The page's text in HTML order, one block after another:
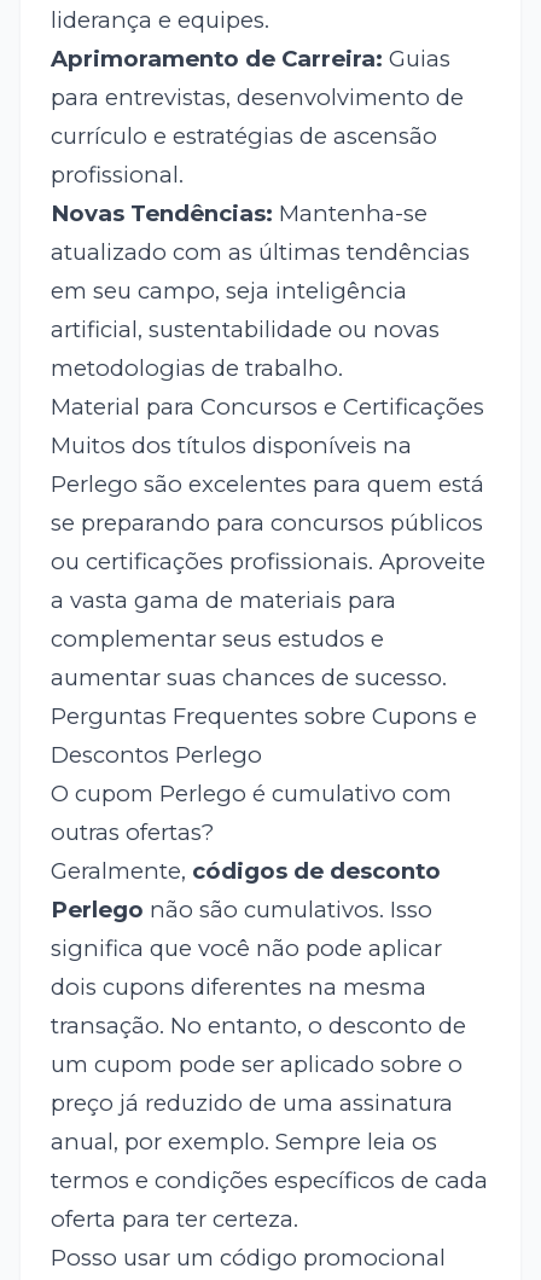
liderança e equipes.
Aprimoramento de Carreira: Guias
para entrevistas, desenvolvimento de
currículo e estratégias de ascensão
profissional.
Novas Tendências: Mantenha-se
atualizado com as últimas tendências
em seu campo, seja inteligência
artificial, sustentabilidade ou novas
metodologias de trabalho.
Material para Concursos e Certificações
Muitos dos títulos disponíveis na
Perlego são excelentes para quem está
se preparando para concursos públicos
ou certificações profissionais. Aproveite
a vasta gama de materiais para
complementar seus estudos e
aumentar suas chances de sucesso.
Perguntas Frequentes sobre Cupons e
Descontos Perlego
O cupom Perlego é cumulativo com
outras ofertas?
Geralmente, códigos de desconto
Perlego não são cumulativos. Isso
significa que você não pode aplicar
dois cupons diferentes na mesma
transação. No entanto, o desconto de
um cupom pode ser aplicado sobre o
preço já reduzido de uma assinatura
anual, por exemplo. Sempre leia os
termos e condições específicos de cada
oferta para ter certeza.
Posso usar um código promocional